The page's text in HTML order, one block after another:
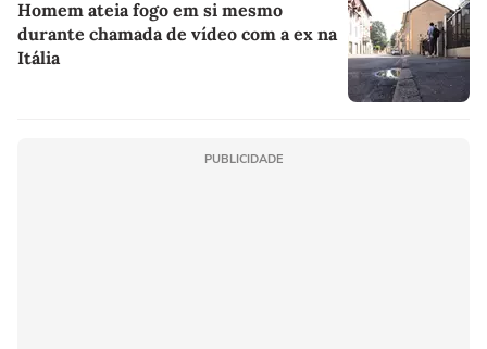
Homem ateia fogo em si mesmo
durante chamada de vídeo com a ex na
Itália
PUBLICIDADE